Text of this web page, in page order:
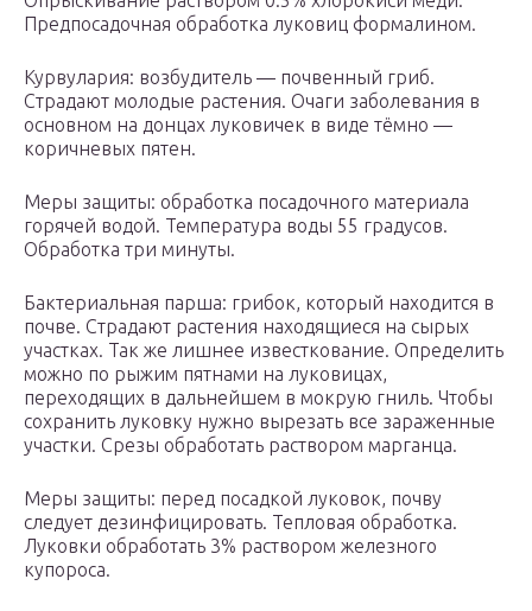
Предпосадочная обработка луковиц формалином.
Курвулария: возбудитель — почвенный гриб.
Страдают молодые растения. Очаги заболевания в
основном на донцах луковичек в виде тёмно —
коричневых пятен.
Меры защиты: обработка посадочного материала
горячей водой. Температура воды 55 градусов.
Обработка три минуты.
Бактериальная парша: грибок, который находится в
почве. Страдают растения находящиеся на сырых
участках. Так же лишнее известкование. Определить
можно по рыжим пятнами на луковицах,
переходящих в дальнейшем в мокрую гниль. Чтобы
сохранить луковку нужно вырезать все зараженные
участки. Срезы обработать раствором марганца.
Меры защиты: перед посадкой луковок, почву
следует дезинфицировать. Тепловая обработка.
Луковки обработать 3% раствором железного
купороса.